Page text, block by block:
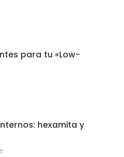
para tu «Low-
hexamita y